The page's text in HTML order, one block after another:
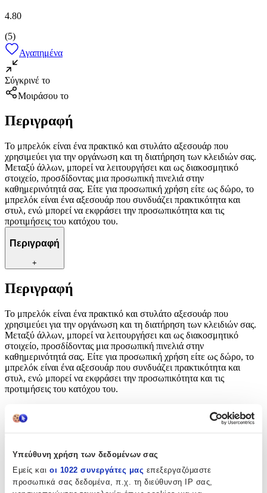
Υπεύθυνη χρήση των δεδομένων σας
Εμείς και οι 1022 συνεργάτες μας επεξεργαζόμαστε
προσωπικά σας δεδομένα, π.χ. τη διεύθυνση IP σας,
4.80
(5)
Αγαπημένα
Σύγκρινέ το
Μοιράσου το
Περιγραφή
Το μπρελόκ είναι ένα πρακτικό και στυλάτο αξεσουάρ που
χρησιμεύει για την οργάνωση και τη διατήρηση των κλειδιών σας.
Μεταξύ άλλων, μπορεί να λειτουργήσει και ως διακοσμητικό
στοιχείο, προσδίδοντας μια προσωπική πινελιά στην
καθημερινότητά σας. Είτε για προσωπική χρήση είτε ως δώρο, το
μπρελόκ είναι ένα αξεσουάρ που συνδυάζει πρακτικότητα και
στυλ, ενώ μπορεί να εκφράσει την προσωπικότητα και τις
προτιμήσεις του κατόχου του.
Περιγραφή
+
Περιγραφή
Το μπρελόκ είναι ένα πρακτικό και στυλάτο αξεσουάρ που
χρησιμεύει για την οργάνωση και τη διατήρηση των κλειδιών σας.
Μεταξύ άλλων, μπορεί να λειτουργήσει και ως διακοσμητικό
στοιχείο, προσδίδοντας μια προσωπική πινελιά στην
καθημερινότητά σας. Είτε για προσωπική χρήση είτε ως δώρο, το
μπρελόκ είναι ένα αξεσουάρ που συνδυάζει πρακτικότητα και
στυλ, ενώ μπορεί να εκφράσει την προσωπικότητα και τις
προτιμήσεις του κατόχου του.
Χαρακτηριστικά
Μπρελόκ
Υλικό: